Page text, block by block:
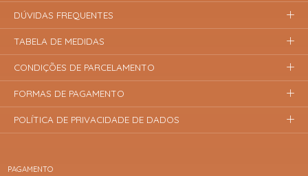
PAGAMENTO
DÚVIDAS FREQUENTES
TABELA DE MEDIDAS
CONDIÇÕES DE PARCELAMENTO
FORMAS DE PAGAMENTO
POLÍTICA DE PRIVACIDADE DE DADOS